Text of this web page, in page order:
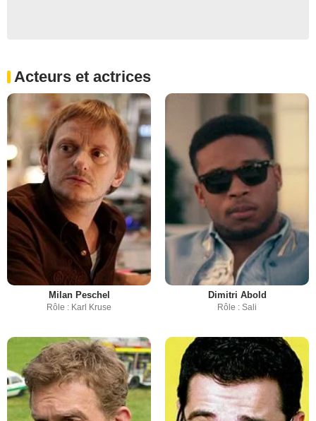
Acteurs et actrices
Milan Peschel
Rôle : Karl Kruse
Dimitri Abold
Rôle : Sali